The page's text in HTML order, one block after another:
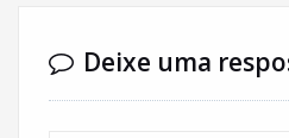
Deixe uma